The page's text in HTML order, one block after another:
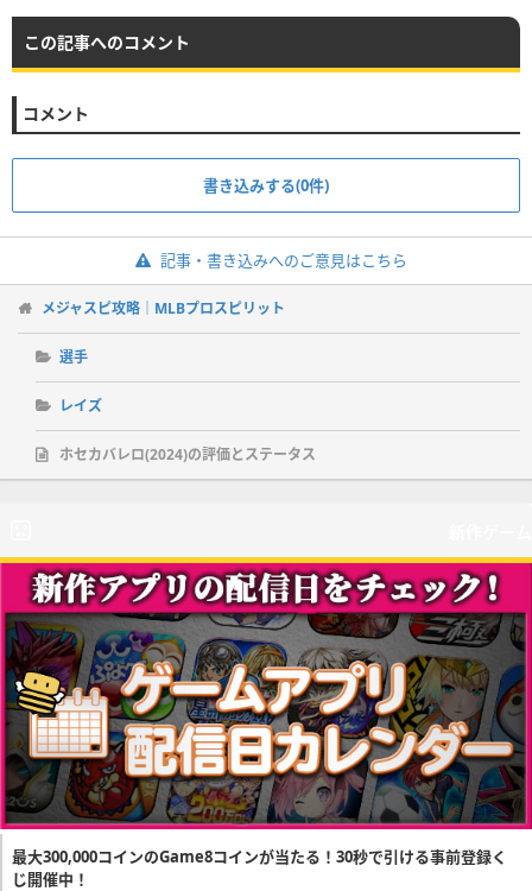
この記事へのコメント
コメント
書き込みする(0件)
記事・書き込みへのご意見はこちら
メジャスピ攻略｜MLBプロスピリット
選手
レイズ
ホセカバレロ(2024)の評価とステータス
最大300,000コインのGame8コインが当たる！30秒で引ける事前登録く
じ開催中！